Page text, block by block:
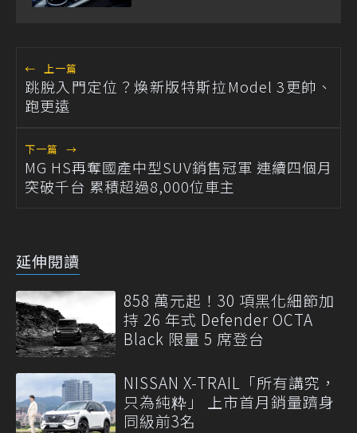
← 上一篇
跳脫入門定位？煥新版特斯拉Model 3更帥、
跑更遠
下一篇 →
MG HS再奪國產中型SUV銷售冠軍 連續四個月
突破千台 累積超過8,000位車主
延伸閱讀
858 萬元起！30 項黑化細節加
持 26 年式 Defender OCTA
Black 限量 5 席登台
NISSAN X-TRAIL「所有講究，
只為純粋」 上市首月銷量躋身
同級前3名